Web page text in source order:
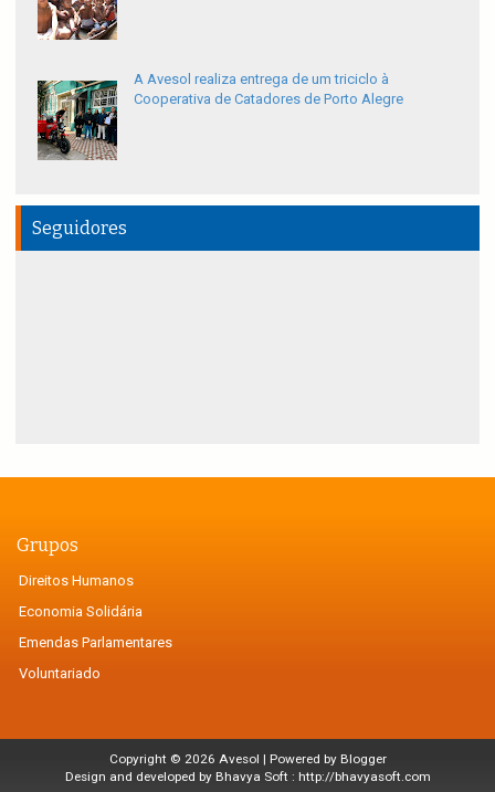
A Avesol realiza entrega de um triciclo à
Cooperativa de Catadores de Porto Alegre
Seguidores
Grupos
Direitos Humanos
Economia Solidária
Emendas Parlamentares
Voluntariado
Copyright © 2026 Avesol | Powered by Blogger
Design and developed by Bhavya Soft : http://bhavyasoft.com